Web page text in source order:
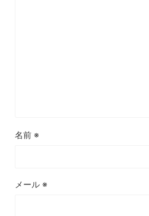
名前 ※
メール ※